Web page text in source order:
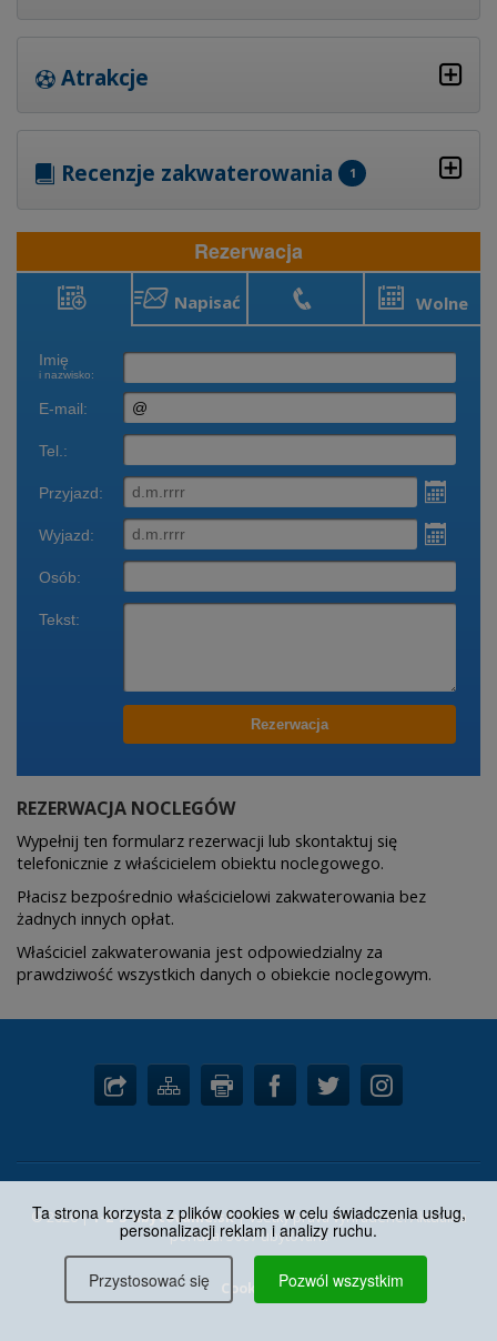
Ta strona korzysta z plików cookies w celu świadczenia usług,
personalizacji reklam i analizy ruchu.
Przystosować się Pozwól wszystkim
Atrakcje
Recenzje zakwaterowania 1
Rezerwacja
Rezerwacja
Napisać
Zadzwonić
Wolne
terminy
REZERWACJA NOCLEGÓW
Wypełnij ten formularz rezerwacji lub skontaktuj się
telefonicznie z właścicielem obiektu noclegowego.
Płacisz bezpośrednio właścicielowi zakwaterowania bez
żadnych innych opłat.
Właściciel zakwaterowania jest odpowiedzialny za
prawdziwość wszystkich danych o obiekcie noclegowym.
© 2026 |1-2-3-ubytovanie.sk| Všetky práva vyhradené. Aktuálna
ponuka: 3667 ubytovaní.
Cookies